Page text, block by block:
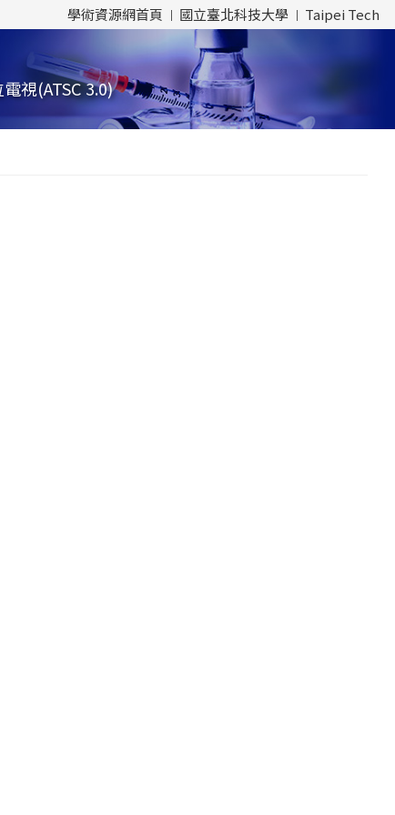
學術資源網首頁 國立臺北科技大學 Taipei Tech
視(ATSC 3.0)